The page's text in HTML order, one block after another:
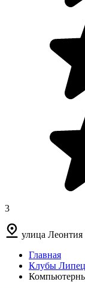
3
улица
Главная
Клубы